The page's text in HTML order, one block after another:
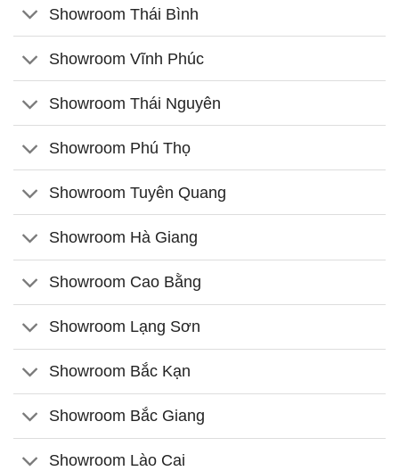
Showroom Thái Bình
Showroom Vĩnh Phúc
Showroom Thái Nguyên
Showroom Phú Thọ
Showroom Tuyên Quang
Showroom Hà Giang
Showroom Cao Bằng
Showroom Lạng Sơn
Showroom Bắc Kạn
Showroom Bắc Giang
Showroom Lào Cai